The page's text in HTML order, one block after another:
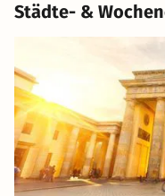
Städte- &